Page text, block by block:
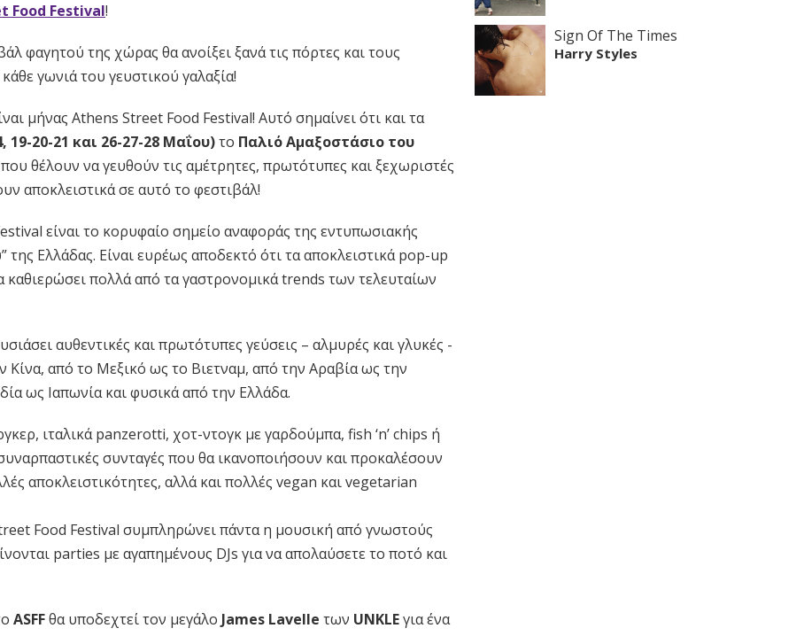
Food Festival!
φαγητού της χώρας θα ανοίξει ξανά τις πόρτες και τους
γωνιά του γευστικού γαλαξία!
μήνας Athens Street Food Festival! Αυτό σημαίνει ότι και τα
20-21 και 26-27-28 Μαΐου)το Παλιό Αμαξοστάσιο του
θέλουν να γευθούν τις αμέτρητες, πρωτότυπες και ξεχωριστές
αποκλειστικά σε αυτό το φεστιβάλ!
είναι το κορυφαίο σημείο αναφοράς της εντυπωσιακής
Ελλάδας. Είναι ευρέως αποδεκτό ότι τα αποκλειστικά pop-up
καθιερώσει πολλά από τα γαστρονομικά trends των τελευταίων
αυθεντικές και πρωτότυπες γεύσεις – αλμυρές και γλυκές -
από το Μεξικό ως το Βιετναμ, από την Αραβία ως την
ως Ιαπωνία και φυσικά από την Ελλάδα.
ιταλικά panzerotti, χοτ-ντογκ με γαρδούμπα, fish ‘n’ chips ή
συνταγές που θα ικανοποιήσουν και προκαλέσουν
αποκλειστικότητες, αλλά και πολλές vegan και vegetarian
Food Festival συμπληρώνει πάντα η μουσική από γνωστούς
parties με αγαπημένους DJs για να απολαύσετε το ποτό και
ASFFθα υποδεχτεί τον μεγάλο James Lavelle των UNKLEγια ένα
Sign Of The Times
Harry Styles